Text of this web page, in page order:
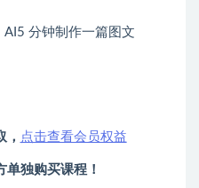
AI5 分钟制作一篇图文
， 点击查看会员权益
单独购买课程！